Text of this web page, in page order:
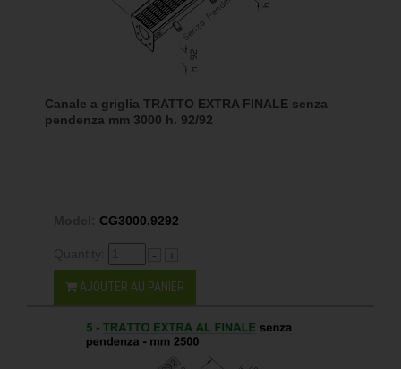
Canale a griglia TRATTO EXTRA FINALE senza
pendenza mm 3000 h. 92/92
CG3000.9292
- +
AJOUTER AU PANIER